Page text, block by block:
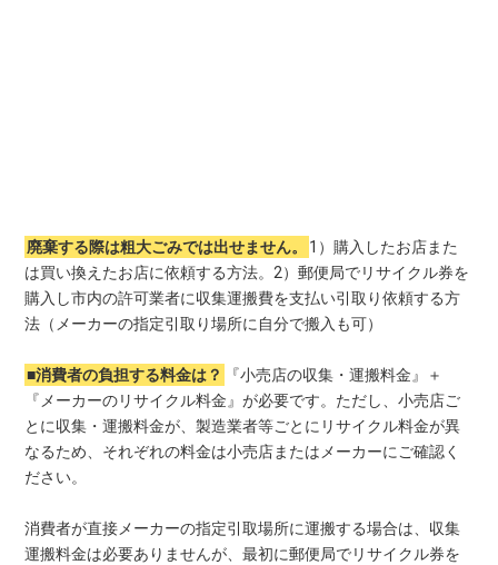
廃棄する際は粗大ごみでは出せません。
1）購入したお店また
は買い換えたお店に依頼する方法。2）郵便局でリサイクル券を
購入し市内の許可業者に収集運搬費を支払い引取り依頼する方
法（メーカーの指定引取り場所に自分で搬入も可）
■消費者の負担する料金は？
『小売店の収集・運搬料金』＋
『メーカーのリサイクル料金』が必要です。ただし、小売店ご
とに収集・運搬料金が、製造業者等ごとにリサイクル料金が異
なるため、それぞれの料金は小売店またはメーカーにご確認く
ださい。
消費者が直接メーカーの指定引取場所に運搬する場合は、収集
運搬料金は必要ありませんが、最初に郵便局でリサイクル券を